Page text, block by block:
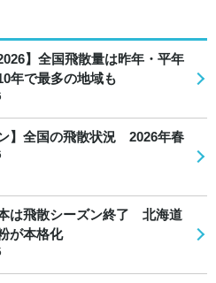
】全国飛散量は昨年・平年
年で最多の地域も
ン】全国の飛散状況 2026年春
は飛散シーズン終了 北海道
が本格化